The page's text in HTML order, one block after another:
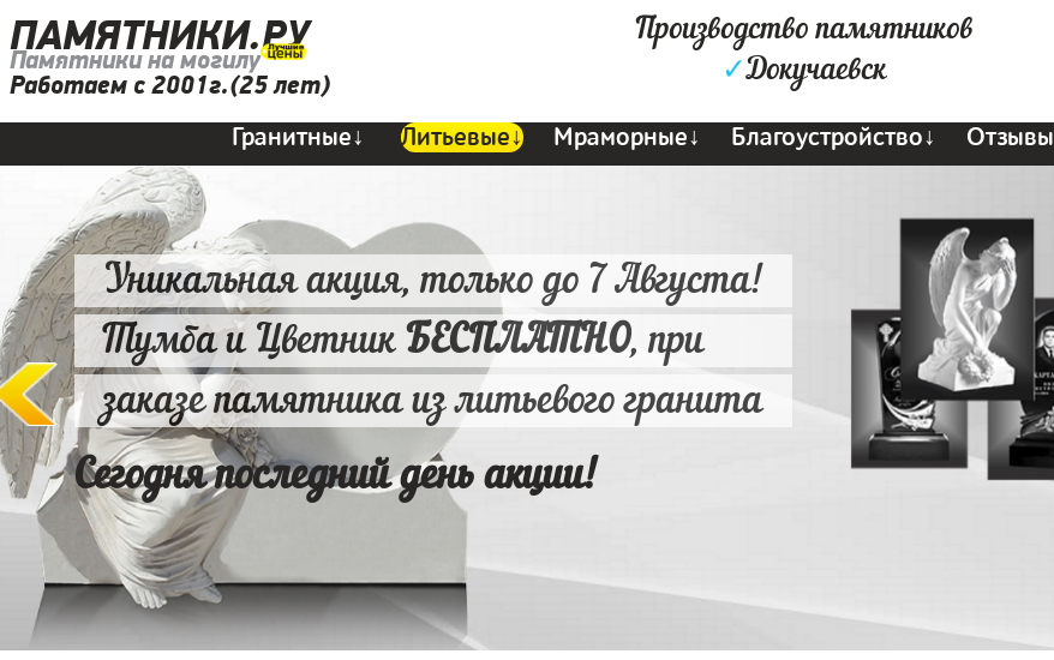
ПАМЯТНИКИ.РУ
Памятники на могилу
Работаем с 2001г.(25 лет)
Производство памятников
✓Докучаевск
Гранитные↓ Литьевые↓ Мраморные↓ Благоустройство↓ Отзывы
Уникальная акция, только до 7 Августа!
Тумба и ЦветникБЕСПЛАТНО, при
заказе памятника из литьевого гранита
Сегодня последний день акции!